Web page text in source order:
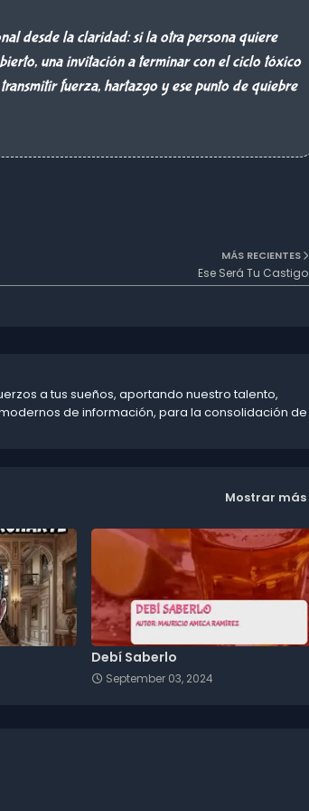
desde la claridad: si la otra persona quiere
una invitación a terminar con el ciclo tóxico
fuerza, hartazgo y ese punto de quiebre
MÁS RECIENTES
Ese Será Tu Castigo
a tus sueños, aportando nuestro talento,
de información, para la consolidación de
Mostrar más
Debí Saberlo
September 03, 2024